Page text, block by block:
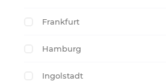
Frankfurt
Hamburg
Ingolstadt